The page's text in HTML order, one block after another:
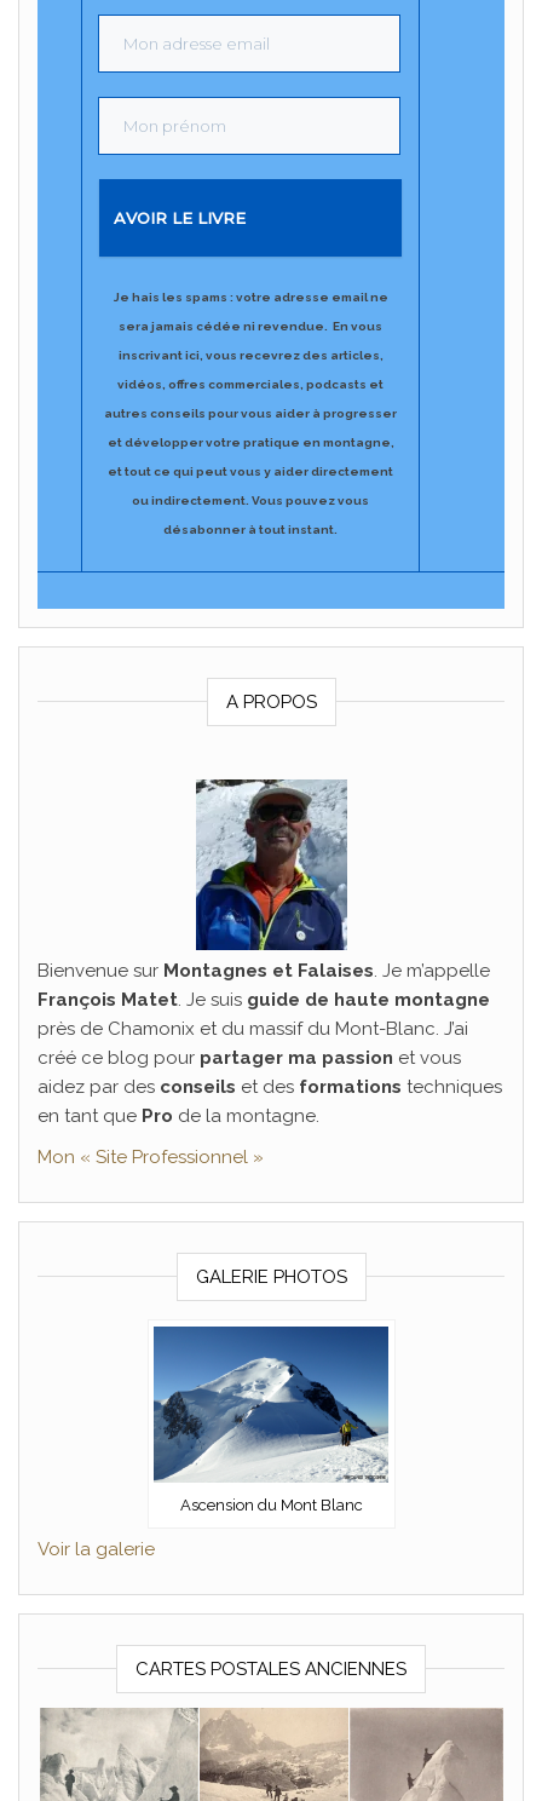
AVOIR LE LIVRE
Je hais les spams : votre adresse email ne
sera jamais cédée ni revendue. En vous
inscrivant ici, vous recevrez des articles,
vidéos, offres commerciales, podcasts et
autres conseils pour vous aider à progresser
et développer votre pratique en montagne,
et tout ce qui peut vous y aider directement
ou indirectement. ​Vous pouvez vous
désabonner à tout ​instant.
A PROPOS
Bienvenue sur Montagnes et Falaises. Je m’appelle
François Matet. Je suis guide de haute montagne
près de Chamonix et du massif du Mont-Blanc. J’ai
créé ce blog pour partager ma passion et vous
aidez par des conseils et des formations techniques
en tant que Pro de la montagne.
Mon « Site Professionnel »
GALERIE PHOTOS
Ascension du Mont Blanc
Voir la galerie
CARTES POSTALES ANCIENNES